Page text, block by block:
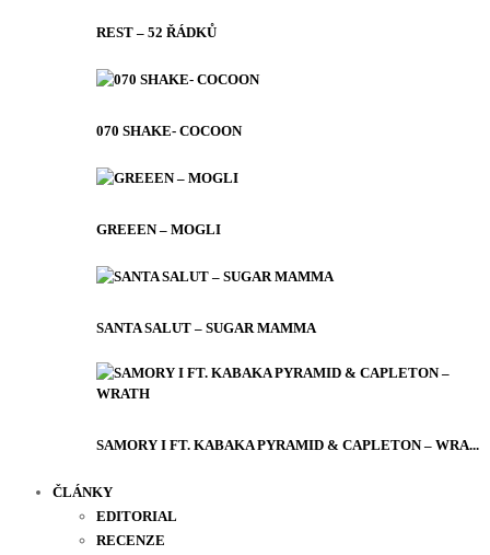
REST – 52 ŘÁDKŮ
070 SHAKE- COCOON
GREEEN – MOGLI
SANTA SALUT – SUGAR MAMMA
SAMORY I FT. KABAKA PYRAMID & CAPLETON – WRA...
ČLÁNKY
EDITORIAL
RECENZE